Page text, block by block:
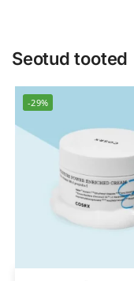
Seotud tooted
-29%